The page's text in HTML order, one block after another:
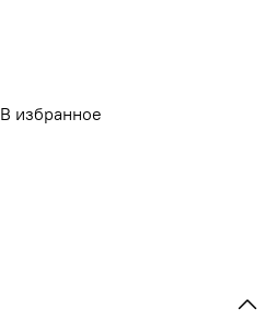
В избранное